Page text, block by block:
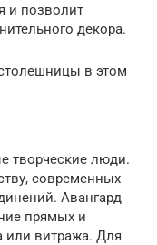
и позволит
декора.
в этом
творческие люди.
современных
Авангард
прямых и
или витража. Для